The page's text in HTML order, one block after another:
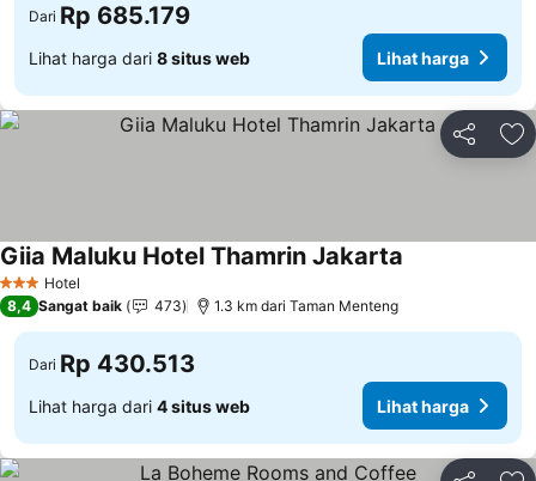
Dari Rp 685.179
Lihat harga dari 8 situs web Lihat harga
Bagikan
3 BintangHotel
Giia Maluku Hotel Thamrin Jakarta
8,4 Sangat baik 473 1.3 km dari Taman Menteng
Dari Rp 430.513
Lihat harga dari 4 situs web Lihat harga